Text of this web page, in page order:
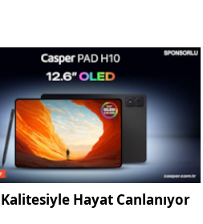
Kalitesiyle Hayat Canlanıyor